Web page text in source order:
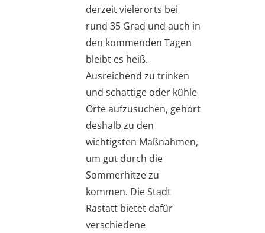
derzeit vielerorts bei
rund 35 Grad und auch in
den kommenden Tagen
bleibt es heiß.
Ausreichend zu trinken
und schattige oder kühle
Orte aufzusuchen, gehört
deshalb zu den
wichtigsten Maßnahmen,
um gut durch die
Sommerhitze zu
kommen. Die Stadt
Rastatt bietet dafür
verschiedene